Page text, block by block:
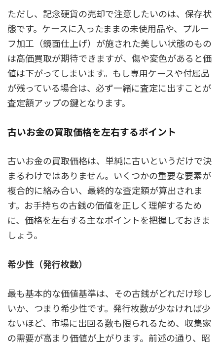
ただし、記念硬貨の売却で注意したいのは、保存状
態です。ケースに入ったままの未使用品や、プルー
フ加工（鏡面仕上げ）が施された美しい状態のもの
は高価買取が期待できますが、傷や変色があると価
値は下がってしまいます。もし専用ケースや付属品
が残っている場合は、必ず一緒に査定に出すことが
査定額アップの鍵となります。
古いお金の買取価格を左右するポイント
古いお金の買取価格は、単純に古いというだけで決
まるわけではありません。いくつかの重要な要素が
複合的に絡み合い、最終的な査定額が算出されま
す。お手持ちの古銭の価値を正しく理解するため
に、価格を左右する主なポイントを把握しておきま
しょう。
希少性（発行枚数）
最も基本的な価値基準は、その古銭がどれだけ珍し
いか、つまり希少性です。発行枚数が少なければ少
ないほど、市場に出回る数も限られるため、収集家
の需要が高まり価値が上がります。前述の通り、昭